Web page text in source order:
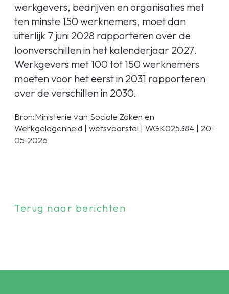
werkgevers, bedrijven en organisaties met
ten minste 150 werknemers, moet dan
uiterlijk 7 juni 2028 rapporteren over de
loonverschillen in het kalenderjaar 2027.
Werkgevers met 100 tot 150 werknemers
moeten voor het eerst in 2031 rapporteren
over de verschillen in 2030.
Bron:Ministerie van Sociale Zaken en
Werkgelegenheid | wetsvoorstel | WGK025384 | 20-
05-2026
Terug naar berichten